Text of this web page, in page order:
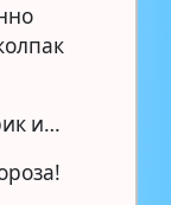
и…